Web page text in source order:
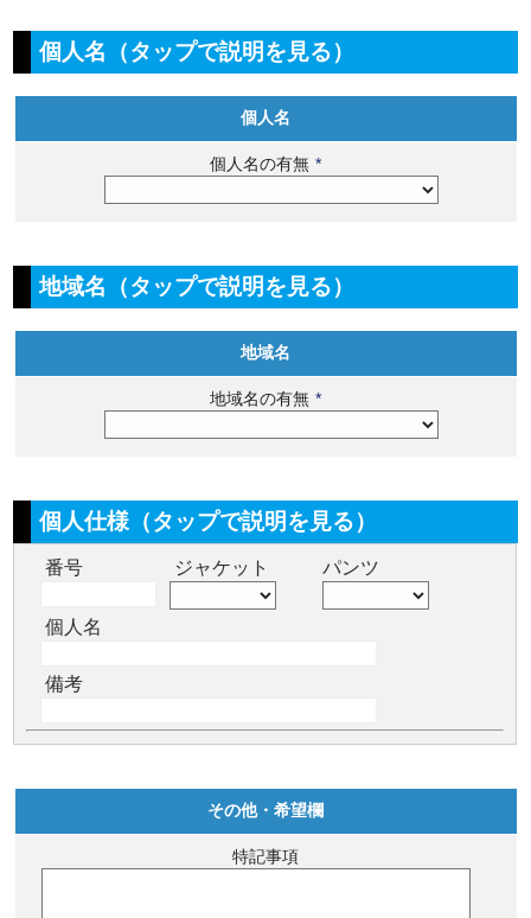
個人名（タップで説明を見る）
個人名
個人名の有無 *
地域名（タップで説明を見る）
地域名
地域名の有無 *
個人仕様（タップで説明を見る）
番号 ジャケット パンツ
個人名
備考
その他・希望欄
特記事項